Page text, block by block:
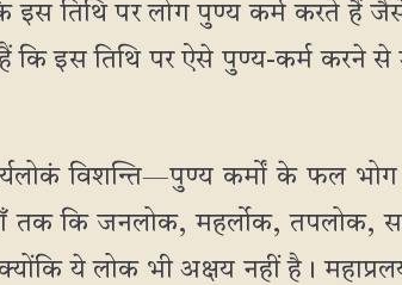
इस तिथि पर लोग पुण्य कर्म करते हैं
कि इस तिथि पर ऐसे पुण्य-कर्म करने
विशन्ति—पुण्य कर्मों के फल
तक कि जनलोक, महर्लोक, तपलोक,
क्योंकि ये लोक भी अक्षय नहीं है।